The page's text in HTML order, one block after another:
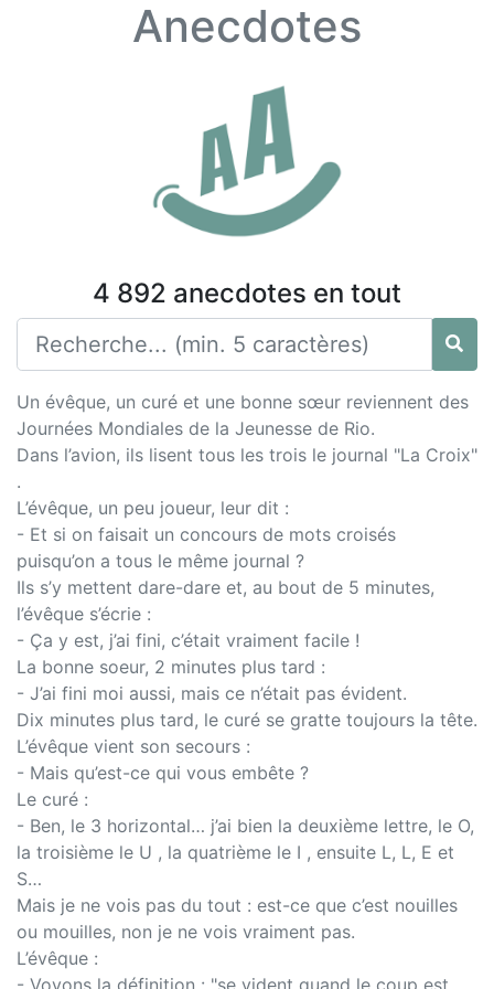
Anecdotes
4 892 anecdotes en tout
Un évêque, un curé et une bonne sœur reviennent des
Journées Mondiales de la Jeunesse de Rio.
Dans l’avion, ils lisent tous les trois le journal "La Croix"
.
L’évêque, un peu joueur, leur dit :
- Et si on faisait un concours de mots croisés
puisqu’on a tous le même journal ?
Ils s’y mettent dare-dare et, au bout de 5 minutes,
l’évêque s’écrie :
- Ça y est, j’ai fini, c’était vraiment facile !
La bonne soeur, 2 minutes plus tard :
- J’ai fini moi aussi, mais ce n’était pas évident.
Dix minutes plus tard, le curé se gratte toujours la tête.
L’évêque vient son secours :
- Mais qu’est-ce qui vous embête ?
Le curé :
- Ben, le 3 horizontal… j’ai bien la deuxième lettre, le O,
la troisième le U , la quatrième le I , ensuite L, L, E et
S…
Mais je ne vois pas du tout : est-ce que c’est nouilles
ou mouilles, non je ne vois vraiment pas.
L’évêque :
- Voyons la définition : "se vident quand le coup est